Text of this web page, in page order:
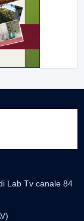
Lab Tv canale 84